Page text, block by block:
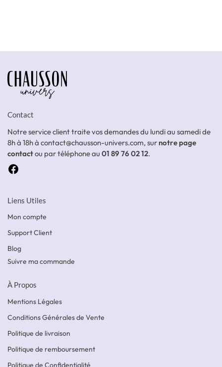
Contact
Notre service client traite vos demandes du lundi au samedi de
8h à 18h à contact@chausson-univers.com, surnotre page
contactou par téléphone au 01 89 76 02 12.
Liens Utiles
Mon compte
Support Client
Blog
Suivre ma commande
À Propos
Mentions Légales
Conditions Générales de Vente
Politique de livraison
Politique de remboursement
Politique de Confidentialité